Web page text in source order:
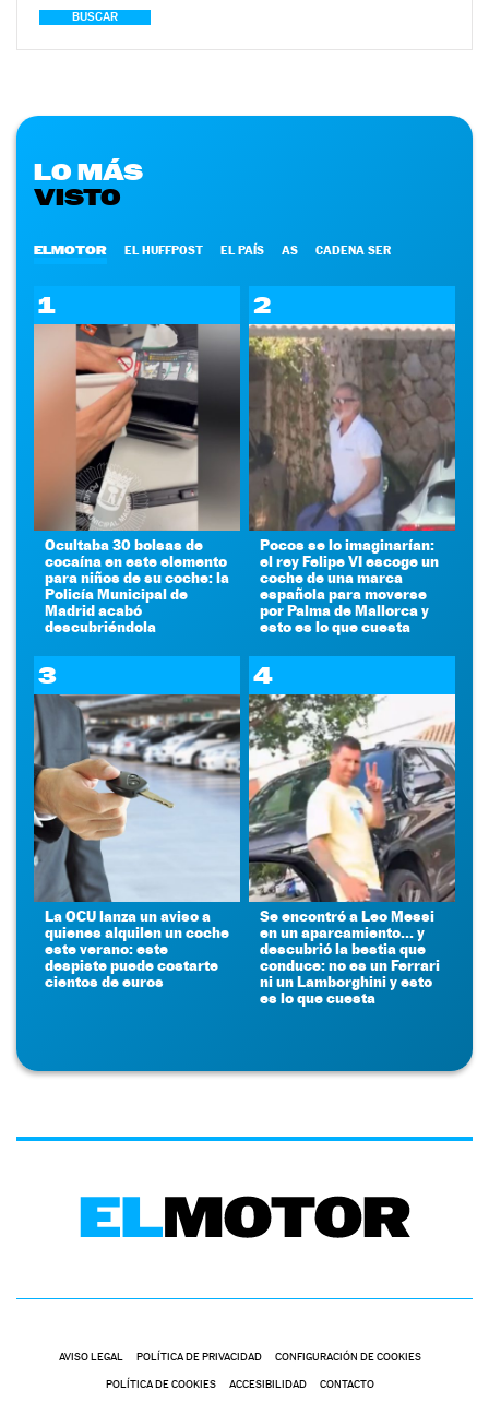
BUSCAR
LO MÁS
VISTO
ELMOTOR EL HUFFPOST EL PAÍS AS CADENA SER
1
Ocultaba 30 bolsas de
cocaína en este elemento
para niños de su coche: la
Policía Municipal de
Madrid acabó
descubriéndola
2
Pocos se lo imaginarían:
el rey Felipe VI escoge un
coche de una marca
española para moverse
por Palma de Mallorca y
esto es lo que cuesta
3
La OCU lanza un aviso a
quienes alquilen un coche
este verano: este
despiste puede costarte
cientos de euros
4
Se encontró a Leo Messi
en un aparcamiento... y
descubrió la bestia que
conduce: no es un Ferrari
ni un Lamborghini y esto
es lo que cuesta
AVISO LEGAL POLÍTICA DE PRIVACIDAD CONFIGURACIÓN DE COOKIES
POLÍTICA DE COOKIES ACCESIBILIDAD CONTACTO